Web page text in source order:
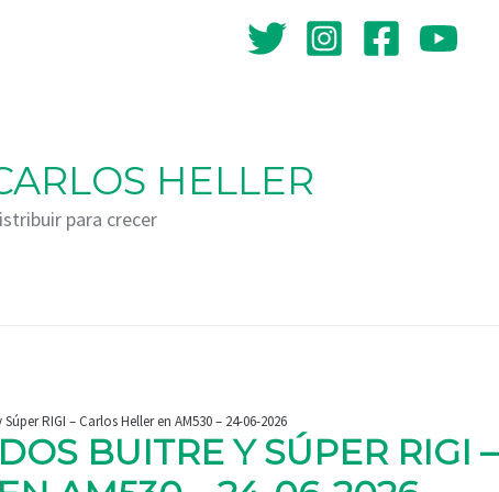
HELLER
para crecer
RIGI – Carlos Heller en AM530 – 24-06-2026
BUITRE Y SÚPER RIGI –